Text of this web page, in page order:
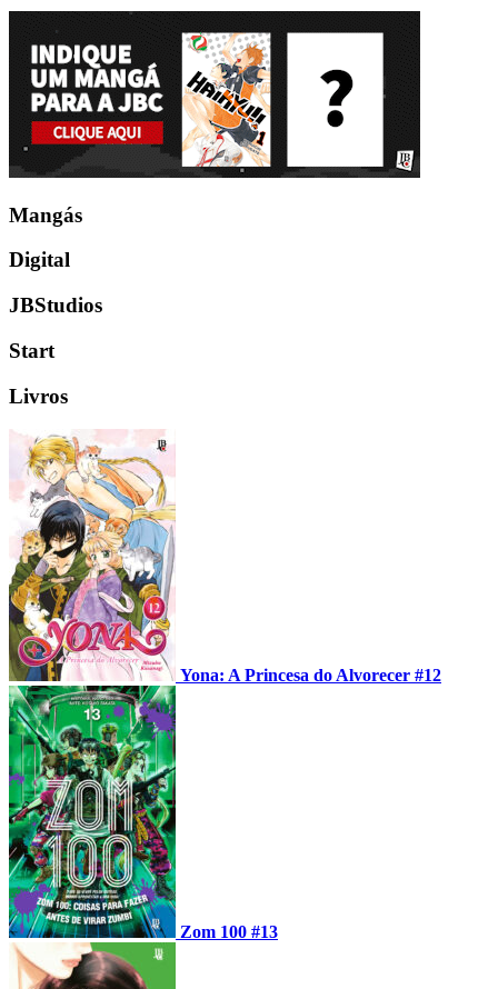
Mangás
Digital
JBStudios
Start
Livros
Yona: A Princesa do Alvorecer #12
Zom 100 #13